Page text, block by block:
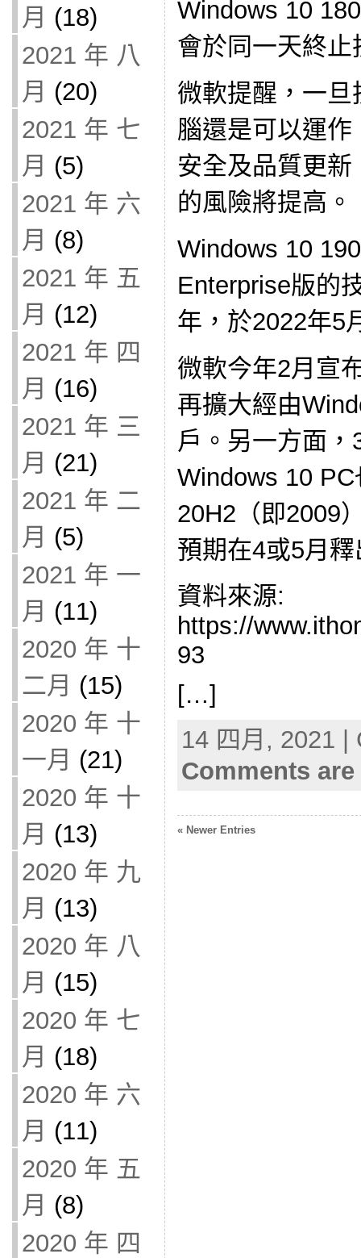
月 (18)
2021 年 八
月 (20)
2021 年 七
月 (5)
2021 年 六
月 (8)
2021 年 五
月 (12)
2021 年 四
月 (16)
2021 年 三
月 (21)
2021 年 二
月 (5)
2021 年 一
月 (11)
2020 年 十
二月 (15)
2020 年 十
一月 (21)
2020 年 十
月 (13)
2020 年 九
月 (13)
2020 年 八
月 (15)
2020 年 七
月 (18)
2020 年 六
月 (11)
2020 年 五
月 (8)
2020 年 四
Windows 10
會於同一天終止
微軟提醒，一
腦還是可以運
安全及品質更
的風險將提高。
Windows 10
Enterprise版的
年，於2022年5
微軟今年2月宣
再擴大經由
戶。另一方面
Windows 10
20H2（即2009
預期在4或5月釋
資料來源:
https://
93
[…]
14 四月, 2021
Comments
« Newer Entries